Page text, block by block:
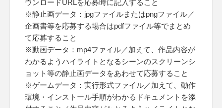
ウンロードURLを応募時に記入すること
※静止画データ：jpgファイルまたはpngファイル／
企画書等を応募する場合はpdfファイル等でまとめ
て応募すること
※動画データ：mp4ファイル／加えて、作品内容が
わかるようハイライトとなるシーンのスクリーンシ
ョット等の静止画データをあわせて応募すること
※ゲームデータ：実行形式ファイル／加えて、動作
環境・インストール手順がわかるドキュメントを添